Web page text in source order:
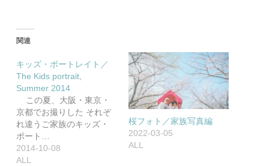
関連
キッズ・ポートレイト／
The Kids portrait,
Summer 2014
この夏、大阪・東京・
京都でお撮りした それぞ
れ違うご家族のキッズ・
ポート…
2014-10-08
ALL
桜フォト／家族写真編
2022-03-05
ALL